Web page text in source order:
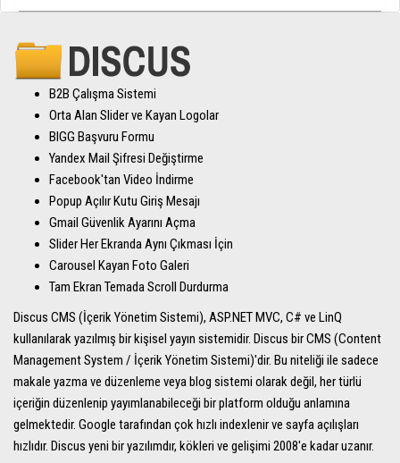
B2B Çalışma Sistemi
Orta Alan Slider ve Kayan Logolar
BIGG Başvuru Formu
Yandex Mail Şifresi Değiştirme
Facebook'tan Video İndirme
Popup Açılır Kutu Giriş Mesajı
Gmail Güvenlik Ayarını Açma
Slider Her Ekranda Aynı Çıkması İçin
Carousel Kayan Foto Galeri
Tam Ekran Temada Scroll Durdurma
Discus CMS (İçerik Yönetim Sistemi), ASP.NET MVC, C# ve LinQ
kullanılarak yazılmış bir kişisel yayın sistemidir. Discus bir CMS (Content
Management System / İçerik Yönetim Sistemi)'dir. Bu niteliği ile sadece
makale yazma ve düzenleme veya blog sistemi olarak değil, her türlü
içeriğin düzenlenip yayımlanabileceği bir platform olduğu anlamına
gelmektedir. Google tarafından çok hızlı indexlenir ve sayfa açılışları
hızlıdır. Discus yeni bir yazılımdır, kökleri ve gelişimi 2008'e kadar uzanır.